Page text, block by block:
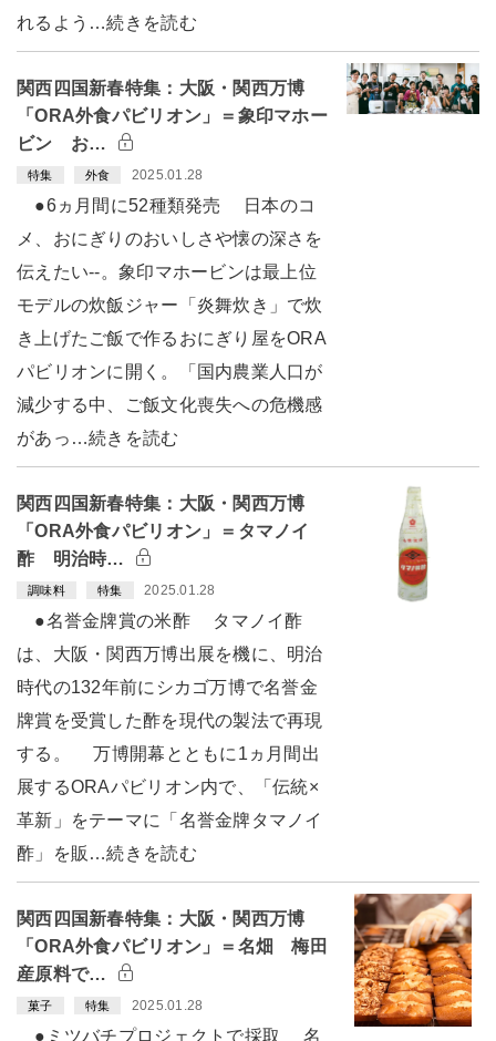
れるよう…続きを読む
関西四国新春特集：大阪・関西万博
「ORA外食パビリオン」＝象印マホー
ビン お…
特集 外食 2025.01.28
●6ヵ月間に52種類発売 日本のコ
メ、おにぎりのおいしさや懐の深さを
伝えたい--。象印マホービンは最上位
モデルの炊飯ジャー「炎舞炊き」で炊
き上げたご飯で作るおにぎり屋をORA
パビリオンに開く。「国内農業人口が
減少する中、ご飯文化喪失への危機感
があっ…続きを読む
関西四国新春特集：大阪・関西万博
「ORA外食パビリオン」＝タマノイ
酢 明治時…
調味料 特集 2025.01.28
●名誉金牌賞の米酢 タマノイ酢
は、大阪・関西万博出展を機に、明治
時代の132年前にシカゴ万博で名誉金
牌賞を受賞した酢を現代の製法で再現
する。 万博開幕とともに1ヵ月間出
展するORAパビリオン内で、「伝統×
革新」をテーマに「名誉金牌タマノイ
酢」を販…続きを読む
関西四国新春特集：大阪・関西万博
「ORA外食パビリオン」＝名畑 梅田
産原料で…
菓子 特集 2025.01.28
●ミツバチプロジェクトで採取 名